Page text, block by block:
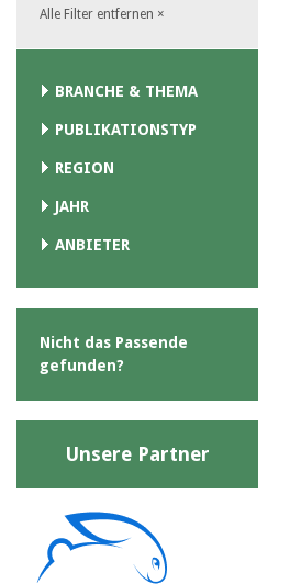
Alle Filter entfernen ×
BRANCHE & THEMA
PUBLIKATIONSTYP
REGION
JAHR
ANBIETER
Nicht das Passende
gefunden?
Unsere Partner